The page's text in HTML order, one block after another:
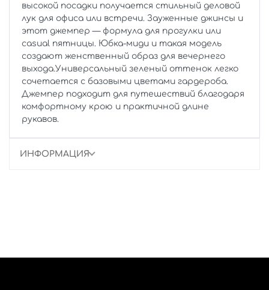
высокой посадки получается стильный деловой
лук для офиса или встречи. Зауженные джинсы и
этот джемпер — формула для прогулки или
casual пятницы. Юбка-миди и такая модель
создают женственный образ для вечернего
выхода.Универсальный зеленый оттенок легко
сочетается с базовыми цветами гардероба.
Джемпер подходит для путешествий благодаря
комфортному крою и практичной длине
рукавов.
ИНФОРМАЦИЯ